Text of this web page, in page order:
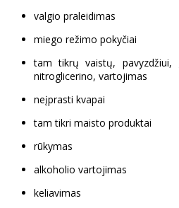
valgio praleidimas
miego režimo pokyčiai
tam tikrų vaistų, pavyzdžiui,
nitroglicerino, vartojimas
neįprasti kvapai
tam tikri maisto produktai
rūkymas
alkoholio vartojimas
keliavimas